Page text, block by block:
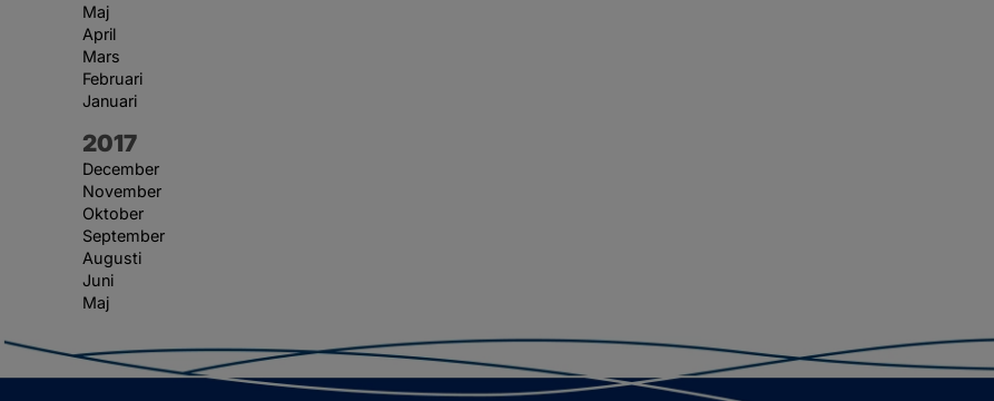
Maj
April
Mars
Februari
Januari
År:
2017
December
November
Oktober
September
Augusti
Juni
Maj